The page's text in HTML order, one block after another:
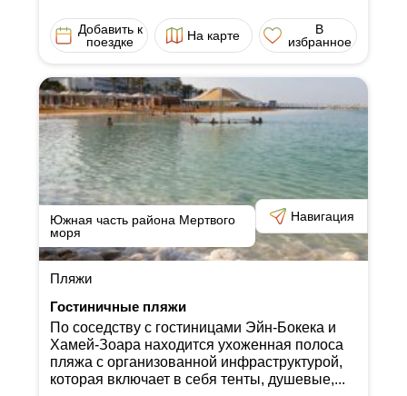
Добавить к
поездке
На карте
В
избранное
Южная часть района Мертвого
моря
Навигация
Пляжи
Гостиничные пляжи
По соседству с гостиницами Эйн-Бокека и
Хамей-Зоара находится ухоженная полоса
пляжа с организованной инфраструктурой,
которая включает в себя тенты, душевые,...